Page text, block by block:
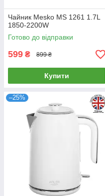
Чайник Mesko MS 1261 1.7L
1850-2200W
Готово до відправки
599 ₴ 899 ₴
Купити
–25%